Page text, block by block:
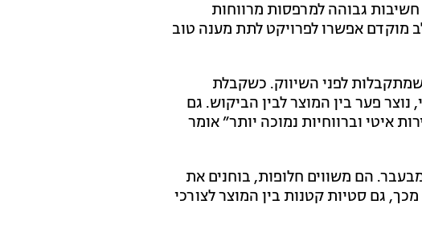
חשיבות גבוהה למרפסות מרווחות
מוקדם אפשרו לפרויקט לתת מענה טוב
לפני השיווק. כשקבלת
פער בין המוצר לבין הביקוש. גם
איטי וברווחיות נמוכה יותר” אומר
הם משווים חלופות, בוחנים את
גם סטיות קטנות בין המוצר לצורכי